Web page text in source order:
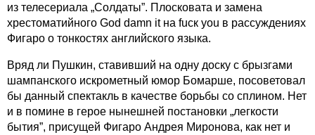
из телесериала „Солдаты”. Плосковата и замена
хрестоматийного God damn it на fuск you в рассуждениях
Фигаро о тонкостях английского языка.
Вряд ли Пушкин, ставивший на одну доску с брызгами
шампанского искрометный юмор Бомарше, посоветовал
бы данный спектакль в качестве борьбы со сплином. Нет
и в помине в герое нынешней постановки „легкости
бытия”, присущей Фигаро Андрея Миронова, как нет и